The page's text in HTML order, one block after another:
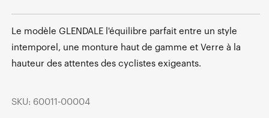
Le modèle GLENDALE l'équilibre parfait entre un style
intemporel, une monture haut de gamme et Verre à la
hauteur des attentes des cyclistes exigeants.
SKU: 60011-00004